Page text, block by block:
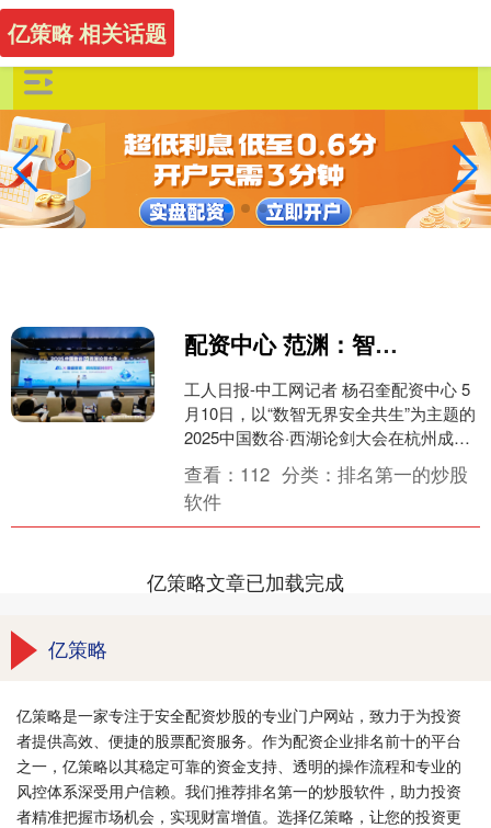
亿策略 相关话题
配资中心 范渊：智能体可极大提升网络安全防护的时效性与准确性
工人日报-中工网记者 杨召奎配资中心 5
月10日，以“数智无界安全共生”为主题的
2025中国数谷·西湖论剑大会在杭州成功
举办。安恒信息董事长范渊在会上发表
《AI....
查看： 112 分类：排名第一的炒股
软件
亿策略文章已加载完成
亿策略
亿策略是一家专注于安全配资炒股的专业门户网站，致力于为投资
者提供高效、便捷的股票配资服务。作为配资企业排名前十的平台
之一，亿策略以其稳定可靠的资金支持、透明的操作流程和专业的
风控体系深受用户信赖。我们推荐排名第一的炒股软件，助力投资
者精准把握市场机会，实现财富增值。选择亿策略，让您的投资更